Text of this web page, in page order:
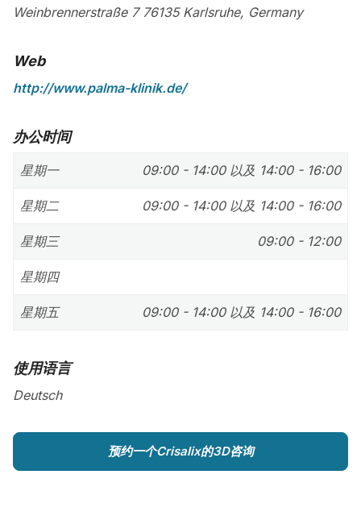
Weinbrennerstraße 7 76135 Karlsruhe, Germany
Web
http://www.palma-klinik.de/
办公时间
星期一 09:00 - 14:00 以及 14:00 - 16:00
星期二 09:00 - 14:00 以及 14:00 - 16:00
星期三 09:00 - 12:00
星期四
星期五 09:00 - 14:00 以及 14:00 - 16:00
使用语言
Deutsch
预约一个Crisalix的3D咨询